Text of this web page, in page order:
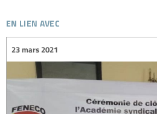
en lien avec
23 mars 2021